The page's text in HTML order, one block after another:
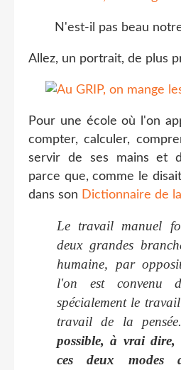
N'est-il pas beau
Allez, un portrait, de plus
Pour une école où l'on
compter, calculer,
servir de ses mains et
parce que, comme le
dans son Dictionnaire de
Le travail manuel
deux grandes
humaine, par
l'on est convenu
spécialement le
travail de la pensée.
possible, à vrai dire,
ces deux modes